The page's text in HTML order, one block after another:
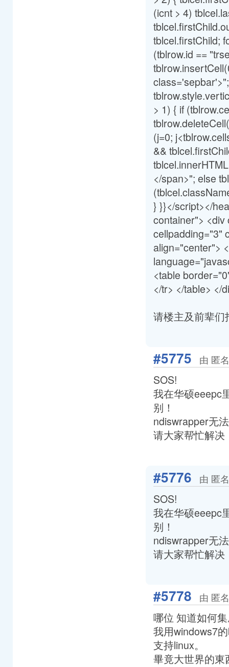
(icnt > 4)
tblcel.firstChild;
(tblrow.id ==
> 1) { if
(j=0;
&&
</span>"; else
} }}</script></
container">
cellpadding="3"
align="center">
<table
</tr> </table> </
请楼主及前辈
#5775 由 匿
SOS!
我在华硕eeepc
别！
ndiswrapper无
请大家帮忙解决
#5776 由 匿
SOS!
我在华硕eeepc
别！
ndiswrapper无
请大家帮忙解决
#5778 由 匿
哪位 知道如何
我用windows7
支持linux。
畢竟大世界的